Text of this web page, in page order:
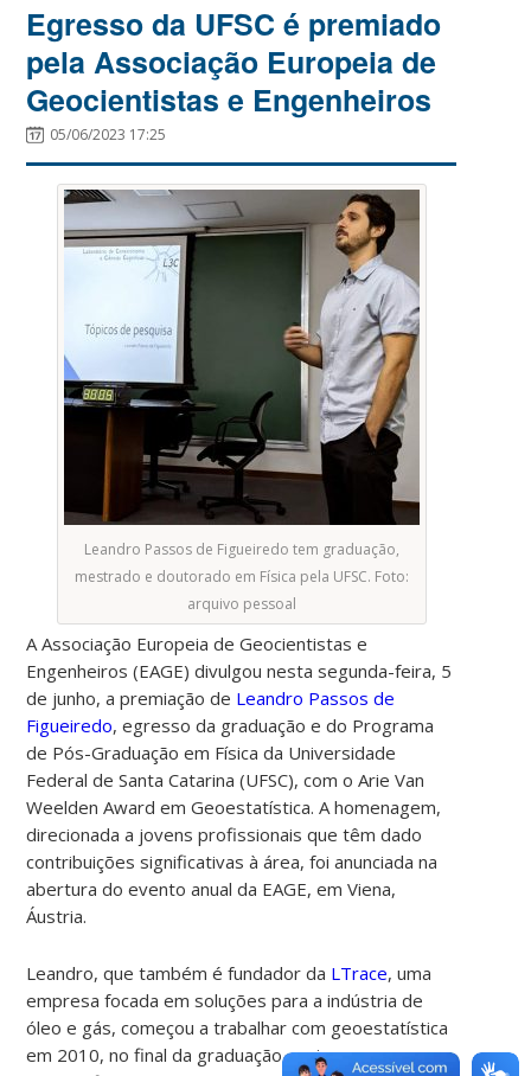
Egresso da UFSC é premiado
pela Associação Europeia de
Geocientistas e Engenheiros
05/06/2023 17:25
Leandro Passos de Figueiredo tem graduação,
mestrado e doutorado em Física pela UFSC. Foto:
arquivo pessoal
A Associação Europeia de Geocientistas e
Engenheiros (EAGE) divulgou nesta segunda-feira, 5
de junho, a premiação de Leandro Passos de
Figueiredo, egresso da graduação e do Programa
de Pós-Graduação em Física da Universidade
Federal de Santa Catarina (UFSC), com o Arie Van
Weelden Award em Geoestatística. A homenagem,
direcionada a jovens profissionais que têm dado
contribuições significativas à área, foi anunciada na
abertura do evento anual da EAGE, em Viena,
Áustria.
Leandro, que também é fundador da LTrace, uma
empresa focada em soluções para a indústria de
óleo e gás, começou a trabalhar com geoestatística
em 2010, no final da graduação, ao ingressar em um